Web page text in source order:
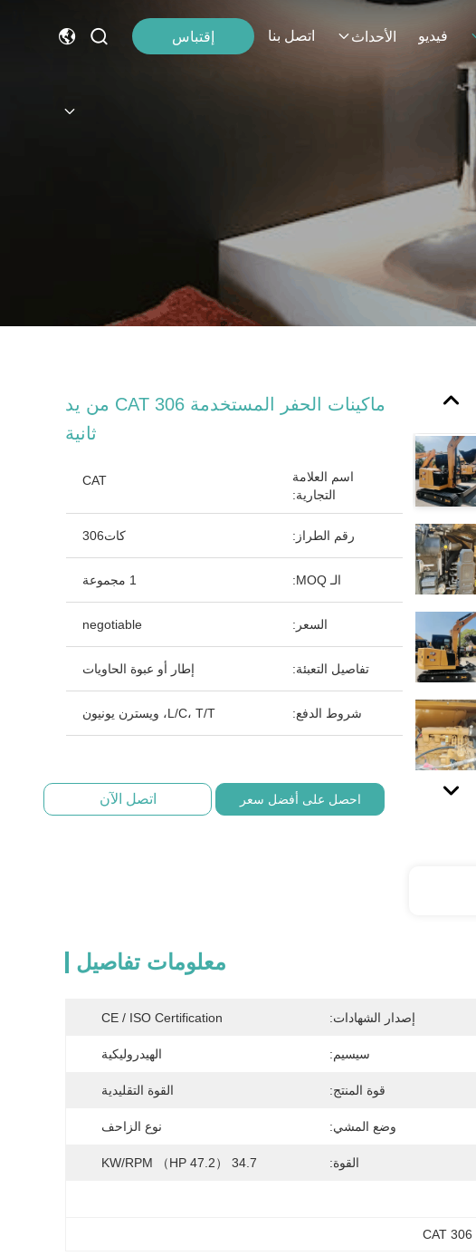
فيديو الأحداث اتصل بنا إقتباس
ماكينات الحفر المستخدمة CAT 306 من يد
ثانية
اسم العلامة
التجارية:
CAT
رقم الطراز: كات306
الـ MOQ: 1 مجموعة
السعر: negotiable
تفاصيل التعبئة: إطار أو عبوة الحاويات
شروط الدفع: L/C، T/T، ويسترن يونيون
احصل على أفضل سعر اتصل الآن
معلومات تفاصيل
إصدار الشهادات: CE / ISO Certification
سيسيم: الهيدروليكية
قوة المنتج: القوة التقليدية
وضع المشي: نوع الزاحف
القوة: 34.7 （47.2 HP） KW/RPM